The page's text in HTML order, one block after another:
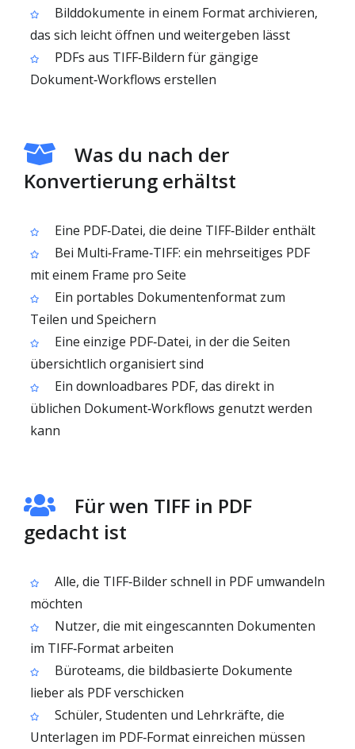
Bilddokumente in einem Format archivieren,
das sich leicht öffnen und weitergeben lässt
PDFs aus TIFF‑Bildern für gängige
Dokument‑Workflows erstellen
Was du nach der
Konvertierung erhältst
Eine PDF‑Datei, die deine TIFF‑Bilder enthält
Bei Multi‑Frame‑TIFF: ein mehrseitiges PDF
mit einem Frame pro Seite
Ein portables Dokumentenformat zum
Teilen und Speichern
Eine einzige PDF‑Datei, in der die Seiten
übersichtlich organisiert sind
Ein downloadbares PDF, das direkt in
üblichen Dokument‑Workflows genutzt werden
kann
Für wen TIFF in PDF
gedacht ist
Alle, die TIFF‑Bilder schnell in PDF umwandeln
möchten
Nutzer, die mit eingescannten Dokumenten
im TIFF‑Format arbeiten
Büroteams, die bildbasierte Dokumente
lieber als PDF verschicken
Schüler, Studenten und Lehrkräfte, die
Unterlagen im PDF‑Format einreichen müssen